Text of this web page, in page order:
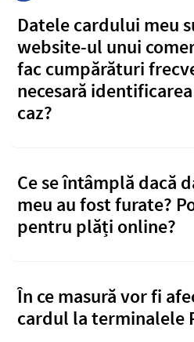
Datele cardului meu
website-ul unui
fac cumpărături
necesară
caz?
Ce se întâmplă dacă
meu au fost furate?
pentru plăți online?
În ce masură vor fi
cardul la terminalele